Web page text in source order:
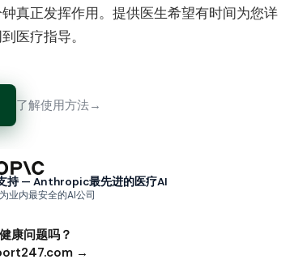
真正发挥作用。提供医生希望有时间为您详
医疗指导。
了解使用方法
持 — Anthropic最先进的医疗AI
业内最安全的AI公司
康问题吗？
→